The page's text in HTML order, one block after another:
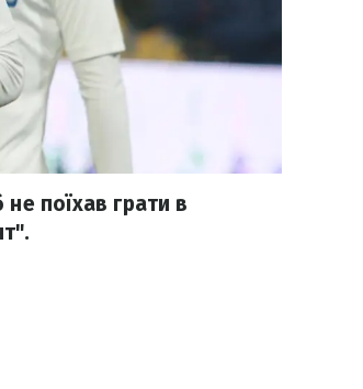
поїхав грати в